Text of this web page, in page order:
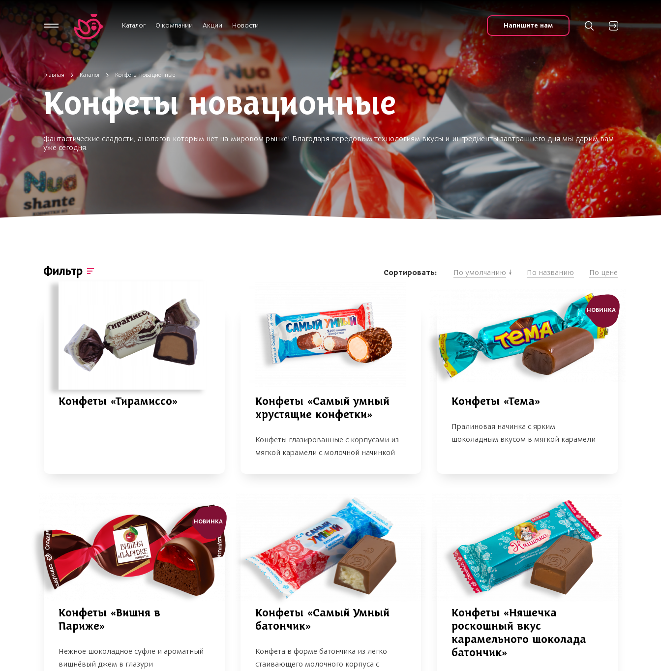
Каталог О компании Акции Новости Напишите нам
Главная Каталог Конфеты новационные
Конфеты новационные
Фантастические сладости, аналогов которым нет на мировом рынке! Благодаря передовым технологиям вкусы и ингредиенты завтрашнего дня мы дарим вам
уже сегодня.
Фильтр Сортировать: По умолчанию По названию По цене
Конфеты «Тирамиссо»
Конфеты «Самый умный
хрустящие конфетки»
Конфеты глазированные с корпусами из
мягкой карамели с молочной начинкой
НОВИНКА
Конфеты «Тема»
Пралиновая начинка с ярким
шоколадным вкусом в мягкой карамели
НОВИНКА
Конфеты «Вишня в
Париже»
Нежное шоколадное суфле и ароматный
вишнёвый джем в глазури
Конфеты «Самый Умный
батончик»
Конфета в форме батончика из легко
стаивающего молочного корпуса с
Конфеты «Няшечка
роскошный вкус
карамельного шоколада
батончик»